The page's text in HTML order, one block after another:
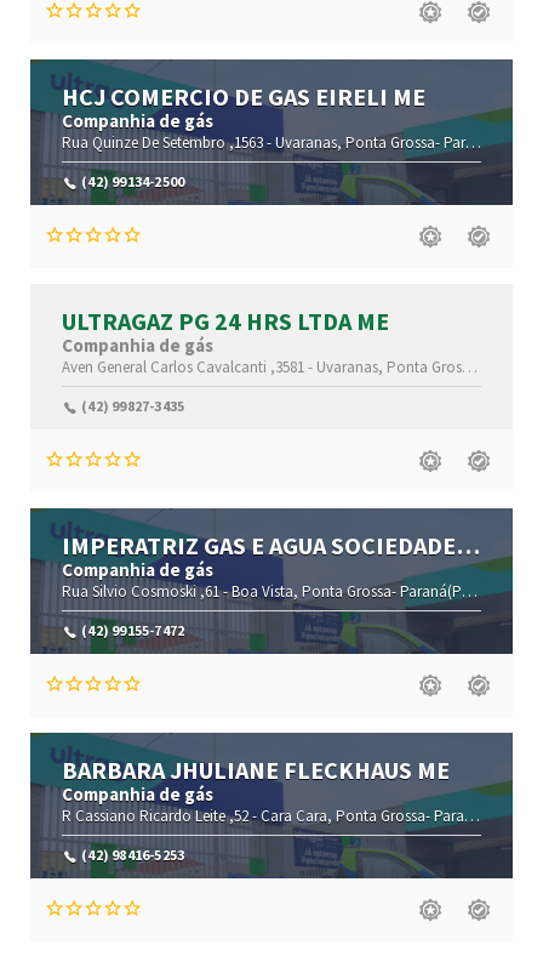
HCJ COMERCIO DE GAS EIRELI ME
Companhia de gás
Rua Quinze De Setembro ,1563 -Uvaranas,Ponta Grossa-Paraná(PR)
(42) 99134-2500
ULTRAGAZ PG 24 HRS LTDA ME
Companhia de gás
Aven General Carlos Cavalcanti ,3581 - Uvaranas, Ponta Grossa-
(42) 99827-3435
IMPERATRIZ GAS E AGUA SOCIEDADE
Companhia de gás
Rua Silvio Cosmoski ,61 -Boa Vista, Ponta Grossa-Paraná(PR) ,84072-
(42) 99155-7472
BARBARA JHULIANE FLECKHAUS ME
Companhia de gás
R Cassiano Ricardo Leite ,52 -Cara Cara,Ponta Grossa-Paraná(PR)
(42) 98416-5253